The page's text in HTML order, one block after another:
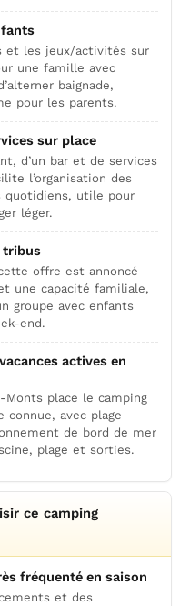
et les jeux/activités sur
une famille avec
baignade,
pour les parents.
sur place
d’un bar et de services
l’organisation des
utile pour
léger.
tribus
offre est annoncé
une capacité familiale,
groupe avec enfants
end.
actives en
Monts place le camping
connue, avec plage
de bord de mer
plage et sorties.
ce camping
fréquenté en saison
et des